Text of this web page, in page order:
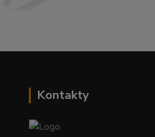
Kontakty